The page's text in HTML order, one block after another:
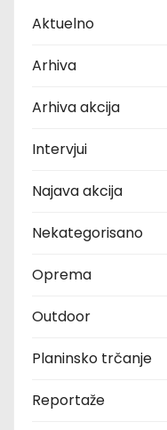
Aktuelno
Arhiva
Arhiva akcija
Intervjui
Najava akcija
Nekategorisano
Oprema
Outdoor
Planinsko trčanje
Reportaže